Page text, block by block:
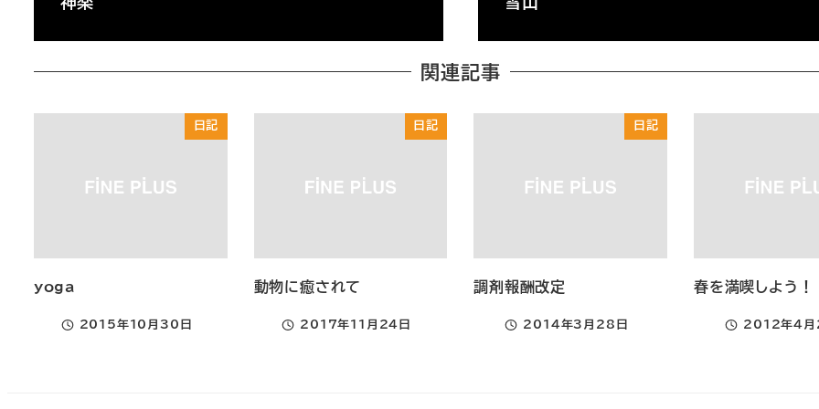
関連記事
日記
yoga
投稿日
2015年10月30日
日記
動物に癒されて
投稿日
2017年11月24日
日記
調剤報酬改定
投稿日
2014年3月28日
春を満喫しよう！
投稿日
2012年4月